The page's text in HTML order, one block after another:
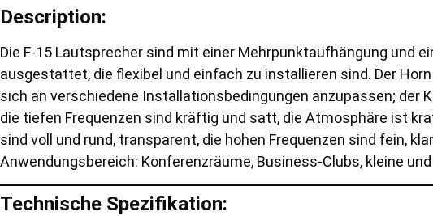
Description:
Die F-15 Lautsprecher sind mit einer Mehrpunktaufhängung und
ausgestattet, die flexibel und einfach zu installieren sind. Der
sich an verschiedene Installationsbedingungen anzupassen; der
die tiefen Frequenzen sind kräftig und satt, die Atmosphäre ist
sind voll und rund, transparent, die hohen Frequenzen sind fein,
Anwendungsbereich: Konferenzräume, Business-Clubs, kleine
Technische Spezifikation: